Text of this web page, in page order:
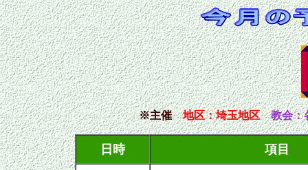
※主催 地区：埼玉地区 教会：
日時 項目